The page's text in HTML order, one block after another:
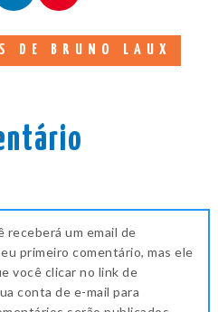
DE BRUNO LAUX
receberá um email de
primeiro comentário, mas ele
você clicar no link de
conta de e-mail para